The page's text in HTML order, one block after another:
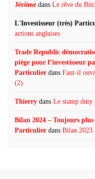
Jérôme dans Le rêve du
L'Investisseur (très)
actions anglaises
Trade Republic
piège pour l’investisseur
Particulier dans Faut-il
(2)
Thierry dans Le stamp duty
Bilan 2024 – Toujours
Particulier dans Bilan 2023